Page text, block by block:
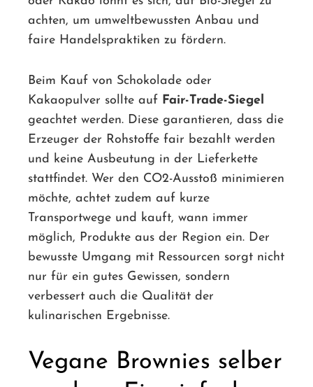
achten, um umweltbewussten Anbau und
faire Handelspraktiken zu fördern.
Beim Kauf von Schokolade oder
Kakaopulver sollte auf Fair-Trade-Siegel
geachtet werden. Diese garantieren, dass die
Erzeuger der Rohstoffe fair bezahlt werden
und keine Ausbeutung in der Lieferkette
stattfindet. Wer den CO2-Ausstoß minimieren
möchte, achtet zudem auf kurze
Transportwege und kauft, wann immer
möglich, Produkte aus der Region ein. Der
bewusste Umgang mit Ressourcen sorgt nicht
nur für ein gutes Gewissen, sondern
verbessert auch die Qualität der
kulinarischen Ergebnisse.
Vegane Brownies selber